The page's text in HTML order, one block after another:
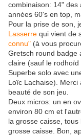
combinaison: 14"
années 60's en top,
Pour la prise de son,
Lasserre qui vient de
connu" (à vous
Gretsch round badge
claire (sauf le rodhoïd
Superbe solo avec
Loïc Lachaise). Merci
beauté de son jeu.
Deux micros: un en
environ 80 cm et
la grosse caisse,
grosse caisse. Bon,